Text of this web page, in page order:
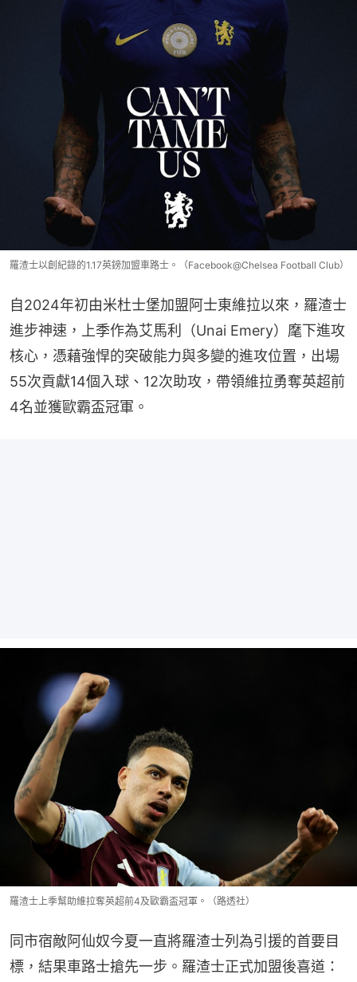
羅渣士以創紀錄的1.17英鎊加盟車路士。（Facebook@Chelsea Football Club）
自2024年初由米杜士堡加盟阿士東維拉以來，羅渣士
進步神速，上季作為艾馬利（Unai Emery）麾下進攻
核心，憑藉強悍的突破能力與多變的進攻位置，出場
55次貢獻14個入球、12次助攻，帶領維拉勇奪英超前
4名並獲歐霸盃冠軍。
羅渣士上季幫助維拉奪英超前4及歐霸盃冠軍。（路透社）
同市宿敵阿仙奴今夏一直將羅渣士列為引援的首要目
標，結果車路士搶先一步。羅渣士正式加盟後喜道：